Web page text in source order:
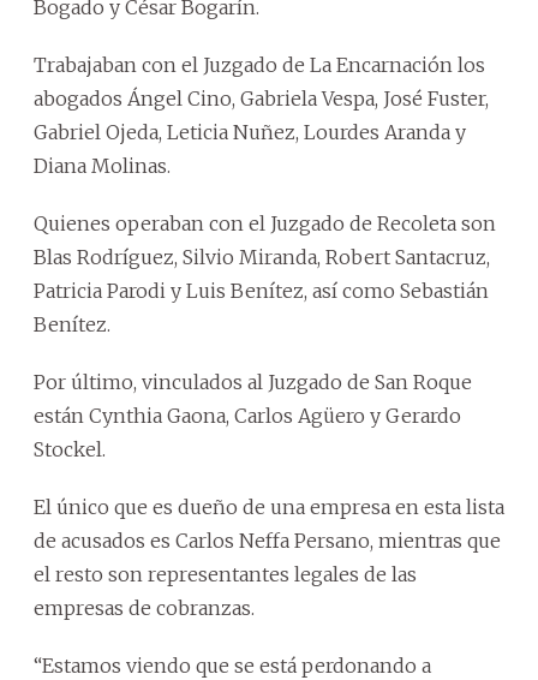
Bogado y César Bogarín.
Trabajaban con el Juzgado de La Encarnación los
abogados Ángel Cino, Gabriela Vespa, José Fuster,
Gabriel Ojeda, Leticia Nuñez, Lourdes Aranda y
Diana Molinas.
Quienes operaban con el Juzgado de Recoleta son
Blas Rodríguez, Silvio Miranda, Robert Santacruz,
Patricia Parodi y Luis Benítez, así como Sebastián
Benítez.
Por último, vinculados al Juzgado de San Roque
están Cynthia Gaona, Carlos Agüero y Gerardo
Stockel.
El único que es dueño de una empresa en esta lista
de acusados es Carlos Neffa Persano, mientras que
el resto son representantes legales de las
empresas de cobranzas.
“Estamos viendo que se está perdonando a